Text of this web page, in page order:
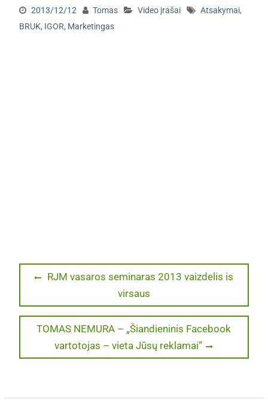
2013/12/12 Tomas Video įrašai Atsakymai,
BRUK, IGOR, Marketingas
Navigacija
įrašų
Previous
RJM vasaros seminaras 2013 vaizdelis is
virsaus
Next
post:
TOMAS NEMURA – „Šiandieninis Facebook
vartotojas – vieta Jūsų reklamai”